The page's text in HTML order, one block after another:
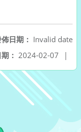
日期： Invalid date
： 2024-02-07 |